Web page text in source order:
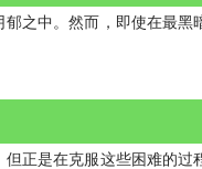
之中。然而，即使在最
正是在克服这些困难的